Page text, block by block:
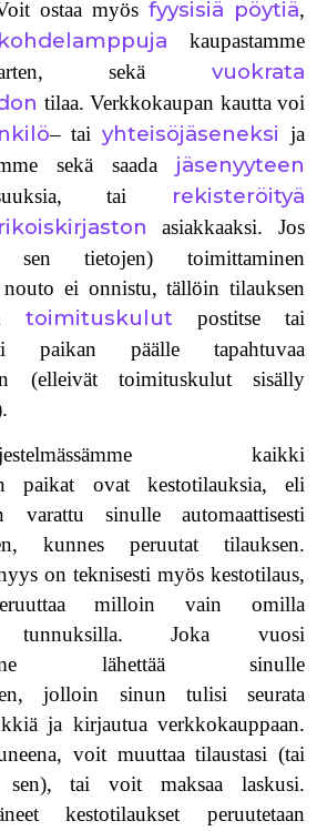
ostaa myös fyysisiä pöytiä,
kohdelamppuja kaupastamme
sekä vuokrata
tilaa. Verkkokaupan kautta voi
– taiyhteisöjäseneksi ja
sekä saada jäsenyyteen
tai rekisteröityä
asiakkaaksi. Jos
tietojen) toimittaminen
nouto ei onnistu, tällöin tilauksen
toimituskulut postitse tai
paikan päälle tapahtuvaa
(elleivät toimituskulut sisälly
kaikki
paikat ovat kestotilauksia, eli
varattu sinulle automaattisesti
kunnes peruutat tilauksen.
on teknisesti myös kestotilaus,
milloin vain omilla
tunnuksilla. Joka vuosi
lähettää sinulle
jolloin sinun tulisi seurata
ja kirjautua verkkokauppaan.
voit muuttaa tilaustasi (tai
sen), tai voit maksaa laskusi.
kestotilaukset peruutetaan